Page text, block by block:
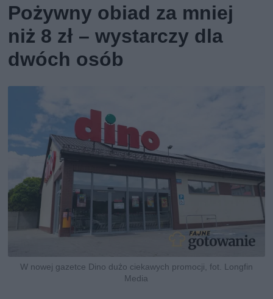
Pożywny obiad za mniej
niż 8 zł – wystarczy dla
dwóch osób
W nowej gazetce Dino dużo ciekawych promocji, fot. Longfin
Media